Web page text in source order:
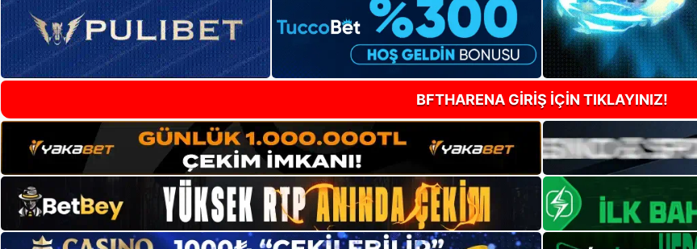
BFTHARENA GİRİŞ İÇİN TIKLAYINIZ!